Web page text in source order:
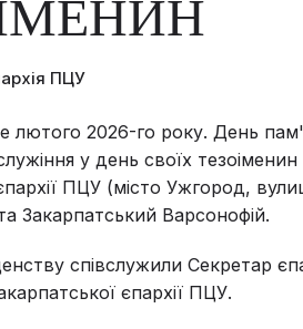
ПЦУ
лютого 2026-го року. День
у день своїх
ПЦУ (місто Ужгород,
Закарпатський Варсонофій.
співслужили Секретар
єпархії ПЦУ.